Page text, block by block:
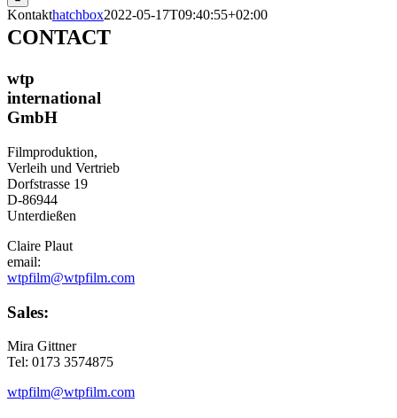
Kontakthatchbox2022-05-17T09:40:55+02:00
CONTACT
wtp
international
GmbH
Filmproduktion,
Verleih und Vertrieb
Dorfstrasse 19
D-86944
Unterdießen
Claire Plaut
email:
wtpfilm@wtpfilm.com
Sales:
Mira Gittner
Tel: 0173 3574875
wtpfilm@wtpfilm.com